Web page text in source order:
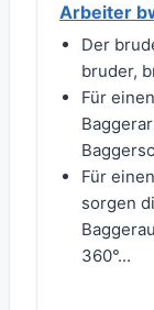
Arbeiter
Der
bruder,
Für
Für
sorgen
360°...